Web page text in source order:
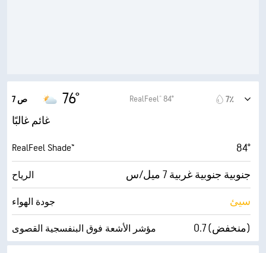
أقصى ارتفاع للسحاب
7 ص 76° RealFeel® 84° 7٪
غائم غالبًا
RealFeel Shade™ 84°
الرياح جنوبية جنوبية غربية 7 ميل/س
جودة الهواء سيئ
مؤشر الأشعة فوق البنفسجية القصوى 0.7 (منخفض)